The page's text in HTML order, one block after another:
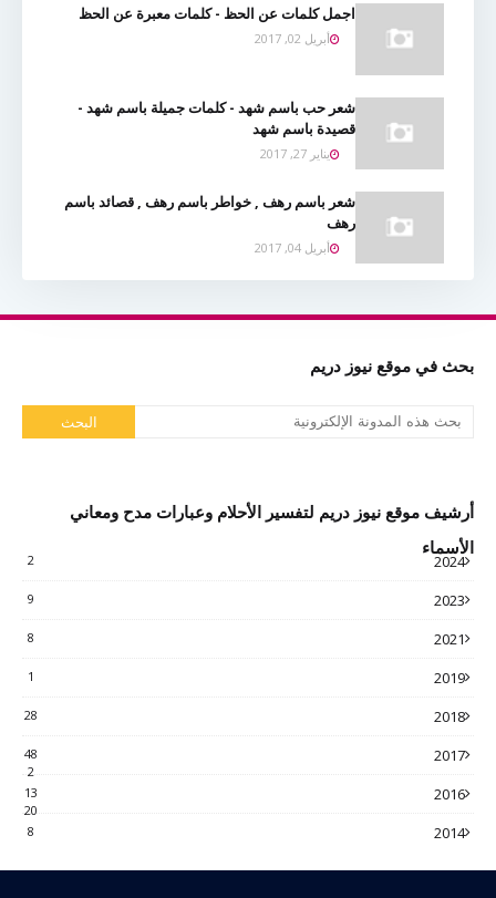
اجمل كلمات عن الحظ - كلمات معبرة عن الحظ
أبريل 02, 2017
شعر حب باسم شهد - كلمات جميلة باسم شهد -
قصيدة باسم شهد
يناير 27, 2017
شعر باسم رهف , خواطر باسم رهف , قصائد باسم
رهف
أبريل 04, 2017
بحث في موقع نيوز دريم
أرشيف موقع نيوز دريم لتفسير الأحلام وعبارات مدح ومعاني
الأسماء
2024
2
2023
9
2021
8
2019
1
2018
28
2017
48
2
2016
13
20
2014
8